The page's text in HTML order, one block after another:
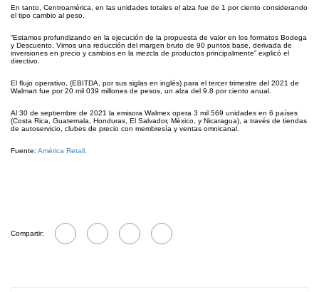
En tanto, Centroamérica, en las unidades totales el alza fue de 1 por ciento considerando
el tipo cambio al peso.
“Estamos profundizando en la ejecución de la propuesta de valor en los formatos Bodega
y Descuento. Vimos una reducción del margen bruto de 90 puntos base, derivada de
inversiones en precio y cambios en la mezcla de productos principalmente” explicó el
directivo.
El flujo operativo, (EBITDA, por sus siglas en inglés) para el tercer trimestre del 2021 de
Walmart fue por 20 mil 039 millones de pesos, un alza del 9.8 por ciento anual.
Al 30 de septiembre de 2021 la emisora Walmex opera 3 mil 569 unidades en 6 países
(Costa Rica, Guatemala, Honduras, El Salvador, México, y Nicaragua), a través de tiendas
de autoservicio, clubes de precio con membresía y ventas omnicanal.
Fuente: América Retail.
Compartir: